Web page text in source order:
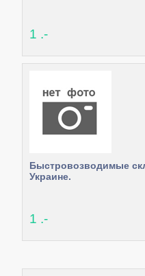
1 .-
Быстровозводимые
Украине.
1 .-